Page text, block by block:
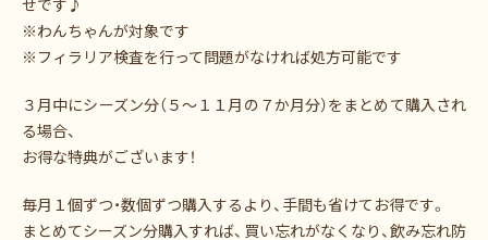
せです♪
※わんちゃんが対象です
※フィラリア検査を行って問題がなければ処方可能です
３月中にシーズン分（５～１１月の７か月分）をまとめて購入され
る場合、
お得な特典がございます！
毎月１個ずつ・数個ずつ購入するより、手間も省けてお得です。
まとめてシーズン分購入すれば、買い忘れがなくなり、飲み忘れ防